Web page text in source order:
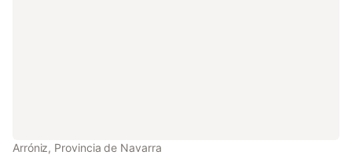
Arróniz, Provincia de Navarra